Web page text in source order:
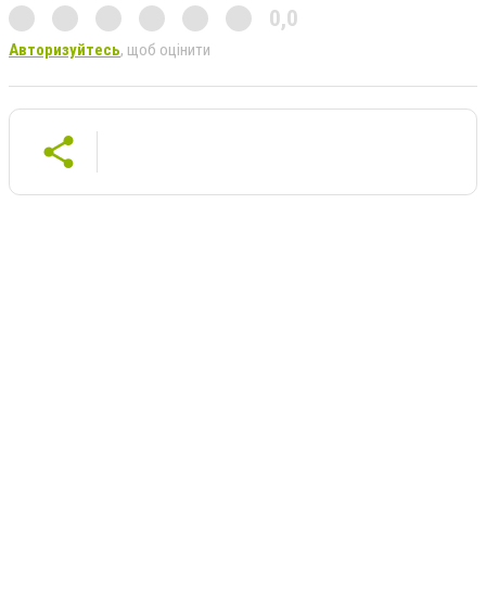
0,0
Авторизуйтесь, щоб оцінити